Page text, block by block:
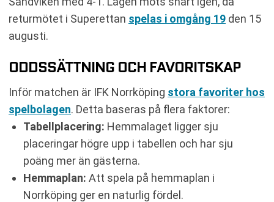
returmötet i Superettan spelas i omgång 19 den 15
augusti.
ODDSSÄTTNING OCH FAVORITSKAP
Inför matchen är IFK Norrköping stora favoriter hos
spelbolagen. Detta baseras på flera faktorer:
Tabellplacering: Hemmalaget ligger sju
placeringar högre upp i tabellen och har sju
poäng mer än gästerna.
Hemmaplan: Att spela på hemmaplan i
Norrköping ger en naturlig fördel.